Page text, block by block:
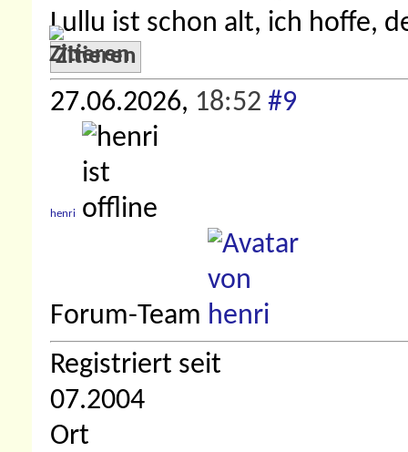
Lullu ist schon alt, ich hoffe,
Zitieren
27.06.2026, 18:52 #9
henri
Forum-Team
Registriert seit
07.2004
Ort